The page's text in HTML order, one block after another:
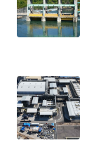
SULTRA
WN
SULTENG